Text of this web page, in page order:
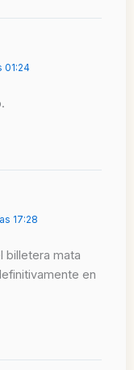
01:24
17:28
billetera mata
en